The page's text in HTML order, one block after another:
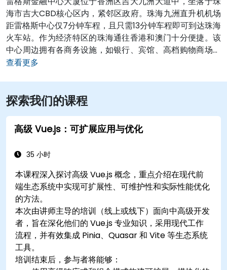
海市吉大CBD核心区内，紧邻区政府。珠海九洲直升机机场
距雷格斯中心仅7分钟车程，且只需13分钟车程即可到达珠海
火车站。作为经济特区的珠海通往香港和澳门十分便捷。该
中心周边拥有各商务设施，如银行、宾馆、高档购物商场和
餐馆。酒店如假日酒店、珠海德翰酒店均在五分钟步行距离
内外企业而言，雷格斯珠海钰海环球金融中心将会是价格合
理的最佳选择。 查看 珠海 的所有办公地点
查看更多
探索我们的课程
高级 Vue.js：可扩展应用与优化
35 小时
本课程深入探讨高级 Vue.js 概念，重点介绍在现代前
端生态系统中实现可扩展性、可维护性和实际性能优化
的方法。
本次由讲师主导的培训（线上或线下）面向中高级开发
者，旨在深化他们的 Vue.js 专业知识，采用现代工作
流程，并有效集成 Pinia、Quasar 和 Vite 等生态系统
工具。
培训结束后，参与者将能够：